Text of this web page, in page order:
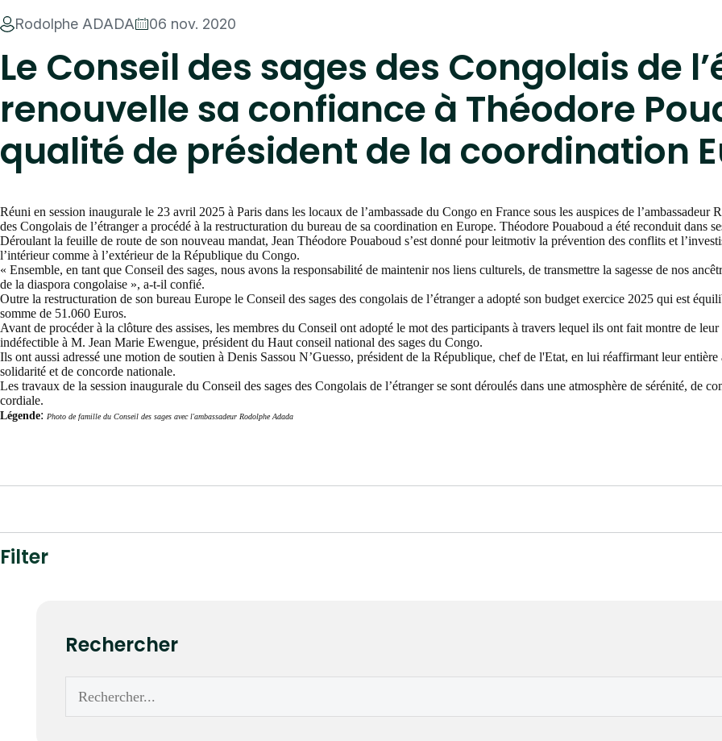
Rodolphe ADADA 06 nov. 2020
Le Conseil des sages des Congolais de
renouvelle sa confiance à Théodore
qualité de président de la coordination
Réuni en session inaugurale le 23 avril 2025 à Paris dans les locaux de l’ambassade du Congo en France sous les auspices de l’ambassadeur
des Congolais de l’étranger a procédé à la restructuration du bureau de sa coordination en Europe. Théodore Pouaboud a été reconduit dans
Déroulant la feuille de route de son nouveau mandat, Jean Théodore Pouaboud s’est donné pour leitmotiv la prévention des conflits et
l’intérieur comme à l’extérieur de la République du Congo.
« Ensemble, en tant que Conseil des sages, nous avons la responsabilité de maintenir nos liens culturels, de transmettre la sagesse de nos
de la diaspora congolaise », a-t-il confié.
Outre la restructuration de son bureau Europe le Conseil des sages des congolais de l’étranger a adopté son budget exercice 2025 qui est
somme de 51.060 Euros.
Avant de procéder à la clôture des assises, les membres du Conseil ont adopté le mot des participants à travers lequel ils ont fait montre de
indéfectible à M. Jean Marie Ewengue, président du Haut conseil national des sages du Congo.
Ils ont aussi adressé une motion de soutien à Denis Sassou N’Guesso, président de la République, chef de l'Etat, en lui réaffirmant leur
solidarité et de concorde nationale.
Les travaux de la session inaugurale du Conseil des sages des Congolais de l’étranger se sont déroulés dans une atmosphère de sérénité, de
cordiale.
Légende: Photo de famille du Conseil des sages avec l'ambassadeur Rodolphe Adada
Filter
Rechercher